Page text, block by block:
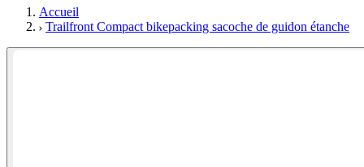
Accueil
Trailfront Compact bikepacking sacoche de guidon étanche